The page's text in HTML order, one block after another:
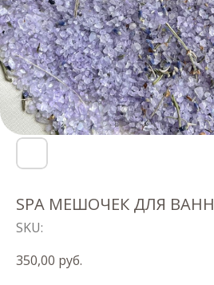
SPA МЕШОЧЕК ДЛЯ ВАНН
SKU:
350,00 руб.